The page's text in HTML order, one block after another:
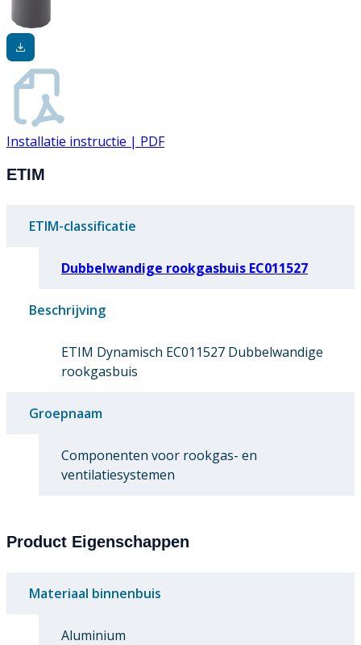
Installatie instructie | PDF
ETIM
ETIM-classificatie
Dubbelwandige rookgasbuis EC011527
Beschrijving
ETIM Dynamisch EC011527 Dubbelwandige
rookgasbuis
Groepnaam
Componenten voor rookgas- en
ventilatiesystemen
Product Eigenschappen
Materiaal binnenbuis
Aluminium